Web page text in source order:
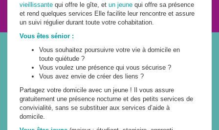
vieillissante qui offre le gîte, et un jeune qui offre sa présence
et rend quelques services Elle facilite leur rencontre et assure
un suivi régulier durant toute votre cohabitation.
Vous êtes sénior :
Vous souhaitez poursuivre votre vie à domicile en
toute quiétude ?
Vous voulez une présence qui vous sécurise ?
Vous avez envie de créer des liens ?
Partagez votre domicile avec un jeune ! Il vous assure
gratuitement une présence nocturne et des petits services de
convivialité, sans se substituer aux services d’aide à
domicile.